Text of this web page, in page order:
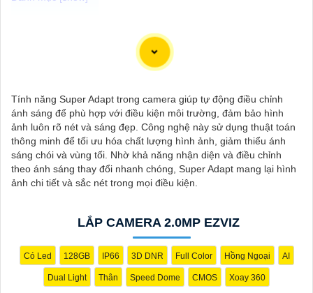
"Bạn đang tìm kiếm một giải pháp an ninh hiệu quả và tiết kiệm?
Hãy khám phá Camera Wifi Ezviz - dòng sản phẩm chính hãng
với mức giá rất hấp dẫn. Với thiết kế hiện đại, dễ dàng lắp đặt và
kết nối thông minh qua Wifi, Camera Wifi Ezviz sẽ giúp bạn giám
điện thoại thông minh.
Không chỉ vậy, sản phẩm cũng mang lại chất lượng hình ảnh sắc
nét và độ phân giải cao, cho phép bạn theo dõi mọi hoạt động
một cách dễ dàng. Đừng bỏ lỡ cơ hội sở hữu Camera Wifi Ezviz
giá rẻ chính hãng để bảo vệ tài sản và gia đình của bạn ngay
hôm nay!"
Hy vọng đoạn văn trên sẽ giúp bạn trong việc giới thiệu sản
Tính năng Super Adapt trong camera giúp tự động điều chỉnh
ánh sáng để phù hợp với điều kiện môi trường, đảm bảo hình
ảnh luôn rõ nét và sáng đẹp. Công nghệ này sử dụng thuật toán
thông minh để tối ưu hóa chất lượng hình ảnh, giảm thiểu ánh
sáng chói và vùng tối. Nhờ khả năng nhận diện và điều chỉnh
theo ánh sáng thay đổi nhanh chóng, Super Adapt mang lại hình
ảnh chi tiết và sắc nét trong mọi điều kiện.
LẮP CAMERA 2.0MP EZVIZ
Có Led 128GB IP66 3D DNR Full Color Hồng Ngoại AI
Dual Light Thân Speed Dome CMOS Xoay 360